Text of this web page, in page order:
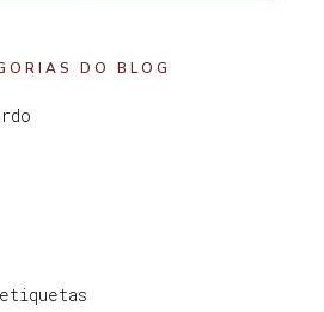
DO BLOG